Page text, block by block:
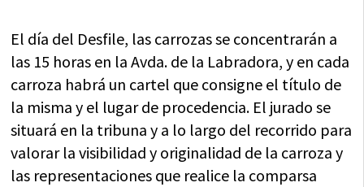
El día del Desfile, las carrozas se concentrarán a
las 15 horas en la Avda. de la Labradora, y en cada
carroza habrá un cartel que consigne el título de
la misma y el lugar de procedencia. El jurado se
situará en la tribuna y a lo largo del recorrido para
valorar la visibilidad y originalidad de la carroza y
las representaciones que realice la comparsa